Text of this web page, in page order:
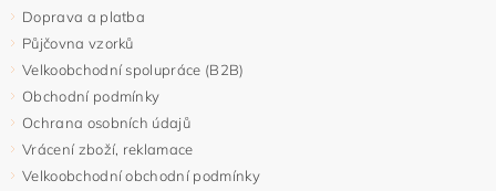
Doprava a platba
Půjčovna vzorků
Velkoobchodní spolupráce (B2B)
Obchodní podmínky
Ochrana osobních údajů
Vrácení zboží, reklamace
Velkoobchodní obchodní podmínky